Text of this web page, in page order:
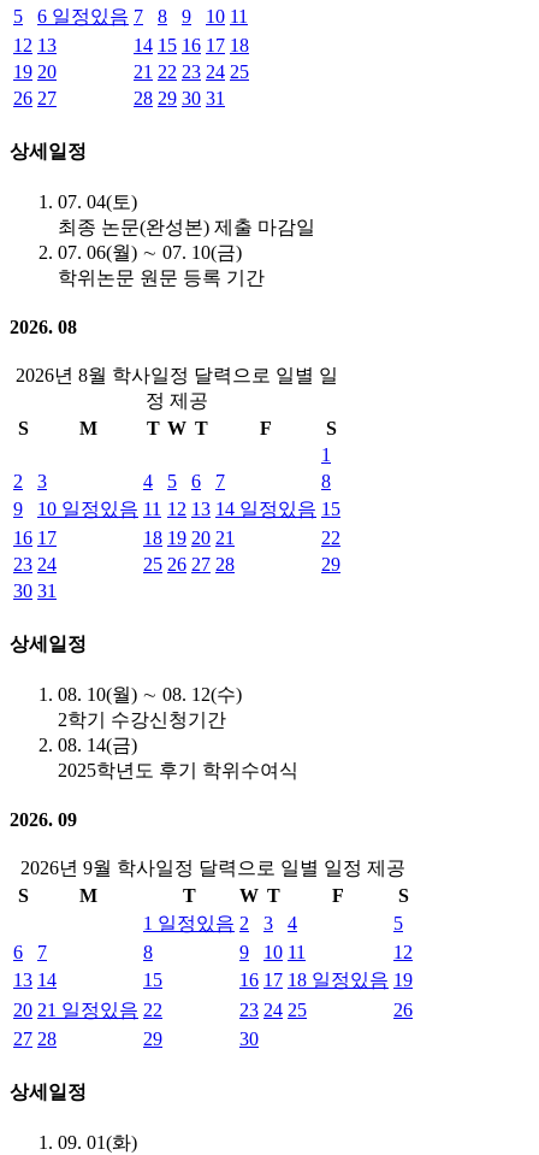
5 6 일정있음 7 8 9 10 11
12 13 14 15 16 17 18
19 20 21 22 23 24 25
26 27 28 29 30 31
상세일정
07. 04(토)
최종 논문(완성본) 제출 마감일
07. 06(월) ∼ 07. 10(금)
학위논문 원문 등록 기간
2026. 08
2026년 8월 학사일정 달력으로 일별 일
정 제공
S
M T W T F
S
1
2
3 4 5 6 7
8
9
10 일정있음 11 12 13 14 일정있음 15
16 17 18 19 20 21
22
23 24 25 26 27 28
29
30 31
상세일정
08. 10(월) ∼ 08. 12(수)
2학기 수강신청기간
08. 14(금)
2025학년도 후기 학위수여식
2026. 09
2026년 9월 학사일정 달력으로 일별 일정 제공
S
M T W T F
S
1 일정있음 2 3 4
5
6
7 8 9 10 11
12
13 14 15 16 17 18 일정있음 19
20 21 일정있음 22 23 24 25
26
27 28 29 30
상세일정
09. 01(화)